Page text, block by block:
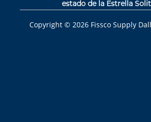
estado de la Estrella
Copyright © 2026 Fissco Supply